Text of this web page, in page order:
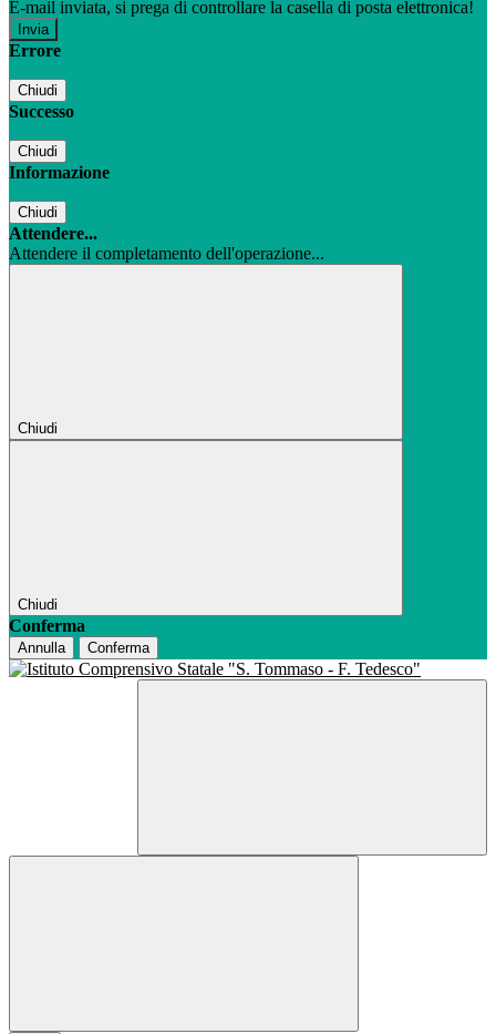
E-mail inviata, si prega di controllare la casella di posta elettronica!
Errore
Chiudi
Successo
Chiudi
Informazione
Chiudi
Attendere...
Attendere il completamento dell'operazione...
Chiudi
Chiudi
Conferma
Annulla Conferma